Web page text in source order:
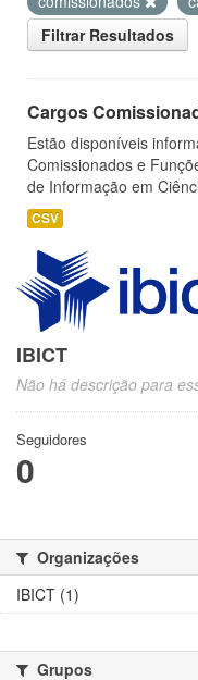
Filtrar Resultados
Cargos
Estão disponíveis
Comissionados e
de Informação em
CSV
IBICT
Não há descrição para
Seguidores
0
Organizações
IBICT (1)
Grupos